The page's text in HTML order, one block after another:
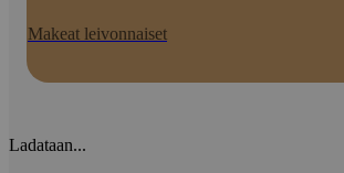
Makeat leivonnaiset
Ladataan...